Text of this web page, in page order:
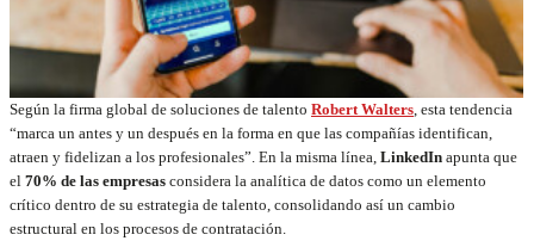
Según la firma global de soluciones de talento Robert Walters, esta tendencia
“marca un antes y un después en la forma en que las compañías identifican,
atraen y fidelizan a los profesionales”. En la misma línea, LinkedIn apunta que
el 70% de las empresas considera la analítica de datos como un elemento
crítico dentro de su estrategia de talento, consolidando así un cambio
estructural en los procesos de contratación.